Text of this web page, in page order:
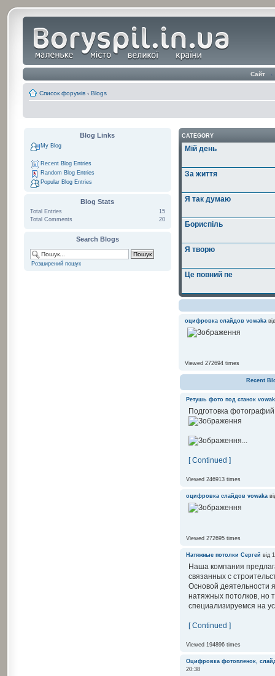
Сайт ‹
Список форумів ‹ Blogs
Blog Links
My Blog
Recent Blog Entries
Random Blog Entries
Popular Blog Entries
Blog Stats
15
Total Entries
20
Total Comments
Search Blogs
Розширений пошук
CATEGORY
Мій день
За життя
Я так думаю
Бориспіль
Я творю
Це повний пе
оцифровка слайдов vowaka
Viewed 272694 times
Recent
Ретушь фото под станок
Подготовка
[ Continued ]
Viewed 246913 times
оцифровка слайдов vowaka
Viewed 272695 times
Натяжные потолки Сергей від
Наша компания
связанных с
Основой деятельности
натяжных потолков, но
специализируемся на
[ Continued ]
Viewed 194896 times
Оцифровка фотопленок,
20:38